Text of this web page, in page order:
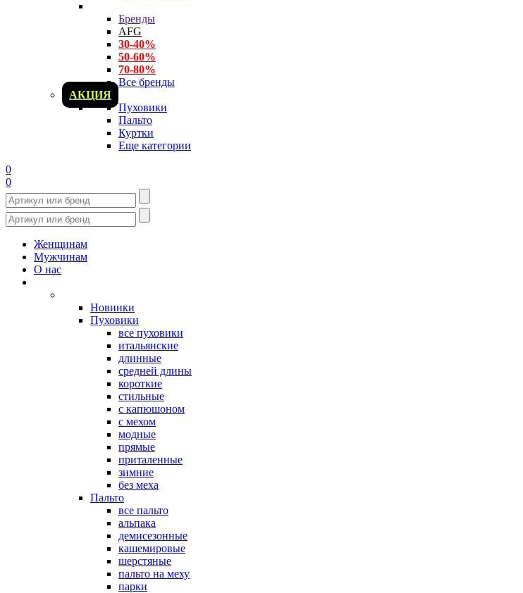
Бренды
AFG
30-40%
50-60%
70-80%
Все бренды
АКЦИЯ
Пуховики
Пальто
Куртки
Еще категории
0
0
Женщинам
Мужчинам
О нас
Новинки
Пуховики
все пуховики
итальянские
длинные
средней длины
короткие
стильные
с капюшоном
с мехом
модные
прямые
приталенные
зимние
без меха
Пальто
все пальто
альпака
демисезонные
кашемировые
шерстяные
пальто на меху
парки